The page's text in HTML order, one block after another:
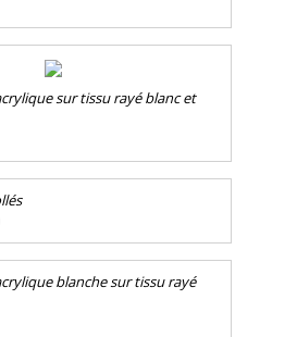
sur tissu rayé blanc et
blanche sur tissu rayé